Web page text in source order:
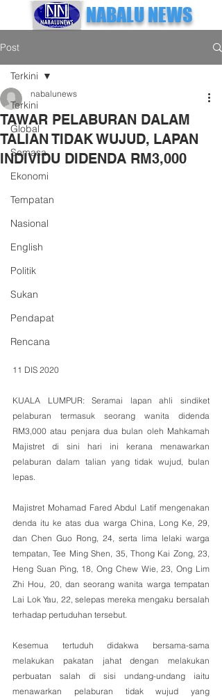
NABALU NEWS
Post
Terkini
Global
Semasa
Ekonomi
Tempatan
Nasional
English
Politik
Sukan
Pendapat
Rencana
Terkini
TAWAR PELABURAN DALAM
TALIAN TIDAK WUJUD, LAPAN
INDIVIDU DIDENDA RM3,000
nabalunews
11 DIS 2020
KUALA LUMPUR: Seramai lapan ahli sindiket
pelaburan termasuk seorang wanita didenda
RM3,000 atau penjara dua bulan oleh Mahkamah
Majistret di sini hari ini kerana menawarkan
pelaburan dalam talian yang tidak wujud, bulan
lepas.
Majistret Mohamad Fared Abdul Latif mengenakan
denda itu ke atas dua warga China, Long Ke, 29,
dan Chen Guo Rong, 24, serta lima lelaki warga
tempatan, Tee Ming Shen, 35, Thong Kai Zong, 23,
Heng Suan Ping, 18, Ong Chew Wie, 23, Ong Lim
Zhi Hou, 20, dan seorang wanita warga tempatan
Lai Lok Yau, 22, selepas mereka mengaku bersalah
terhadap pertuduhan tersebut.
Kesemua tertuduh didakwa bersama-sama
melakukan pakatan jahat dengan melakukan
perbuatan salah di sisi undang-undang iaitu
menawarkan pelaburan tidak wujud yang